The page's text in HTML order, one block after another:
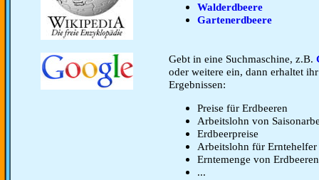
Walderdbeere
Gartenerdbeere
Gebt in eine Suchmaschine, z.B.
oder weitere ein, dann erhaltet
Ergebnissen:
Preise für Erdbeeren
Arbeitslohn von
Erdbeerpreise
Arbeitslohn für Erntehelfer
Erntemenge von Erdbeeren
...